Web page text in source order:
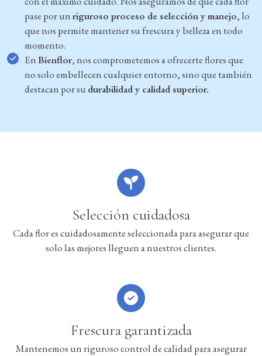
pase por unriguroso proceso de selección y manejo, lo
que nos permite mantener su frescura y belleza en todo
momento.
EnBienflor, nos comprometemos a ofrecerte flores que
no solo embellecen cualquier entorno, sino que también
destacan por sudurabilidad y calidad superior.
Selección cuidadosa
Cada flor es cuidadosamente seleccionada para asegurar que
solo las mejores lleguen a nuestros clientes.
Frescura garantizada
Mantenemos un riguroso control de calidad para asegurar